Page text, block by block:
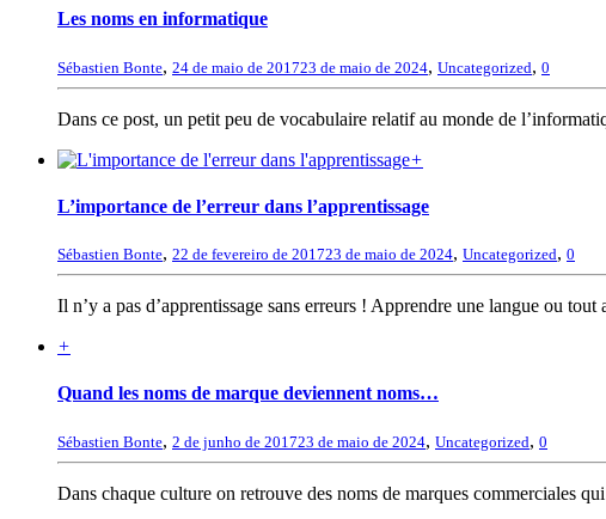
Les noms en informatique
Sébastien Bonte, 24 de maio de 201723 de maio de 2024, Uncategorized, 0
Dans ce post, un petit peu de vocabulaire relatif au monde de
+
L’importance de l’erreur dans l’apprentissage
Sébastien Bonte, 22 de fevereiro de 201723 de maio de 2024, Uncategorized, 0
Il n’y a pas d’apprentissage sans erreurs ! Apprendre une langue ou tout
+
Quand les noms de marque deviennent noms…
Sébastien Bonte, 2 de junho de 201723 de maio de 2024, Uncategorized, 0
Dans chaque culture on retrouve des noms de marques commerciales